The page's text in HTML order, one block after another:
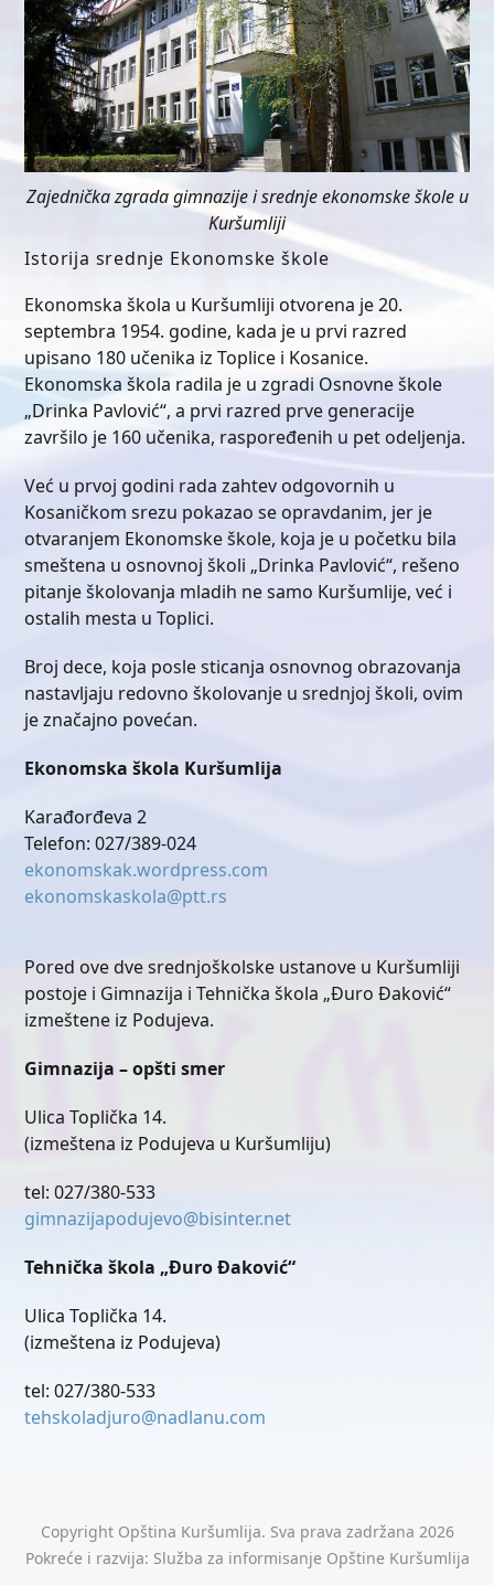
Zajednička zgrada gimnazije i srednje ekonomske škole u
Kuršumliji
Istorija srednje Ekonomske škole
Ekonomska škola u Kuršumliji otvorena je 20.
septembra 1954. godine, kada je u prvi razred
upisano 180 učenika iz Toplice i Kosanice.
Ekonomska škola radila je u zgradi Osnovne škole
„Drinka Pavlović“, a prvi razred prve generacije
završilo je 160 učenika, raspoređenih u pet odeljenja.
Već u prvoj godini rada zahtev odgovornih u
Kosaničkom srezu pokazao se opravdanim, jer je
otvaranjem Ekonomske škole, koja je u početku bila
smeštena u osnovnoj školi „Drinka Pavlović“, rešeno
pitanje školovanja mladih ne samo Kuršumlije, već i
ostalih mesta u Toplici.
Broj dece, koja posle sticanja osnovnog obrazovanja
nastavljaju redovno školovanje u srednjoj školi, ovim
je značajno povećan.
Ekonomska škola Kuršumlija
Karađorđeva 2
Telefon: 027/389-024
ekonomskak.wordpress.com
ekonomskaskola@ptt.rs
Pored ove dve srednjoškolske ustanove u Kuršumliji
postoje i Gimnazija i Tehnička škola „Đuro Đaković“
izmeštene iz Podujeva.
Gimnazija – opšti smer
Ulica Toplička 14.
(izmeštena iz Podujeva u Kuršumliju)
tel: 027/380-533
gimnazijapodujevo@bisinter.net
Tehnička škola „Đuro Đaković“
Ulica Toplička 14.
(izmeštena iz Podujeva)
tel: 027/380-533
tehskoladjuro@nadlanu.com
Copyright Opština Kuršumlija. Sva prava zadržana 2026
Pokreće i razvija: Služba za informisanje Opštine Kuršumlija